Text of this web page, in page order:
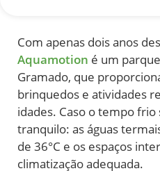
Com apenas dois anos
Aquamotion é um
Gramado, que
brinquedos e atividades
idades. Caso o tempo
tranquilo: as águas
de 36°C e os espaços
climatização adequada.